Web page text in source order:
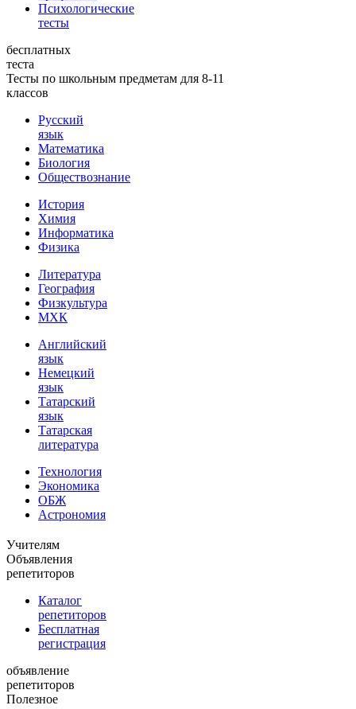
Психологические
тесты
бесплатных
теста
Тесты по школьным предметам для 8-11
классов
Русский
язык
Математика
Биология
Обществознание
История
Химия
Информатика
Физика
Литература
География
Физкультура
МХК
Английский
язык
Немецкий
язык
Татарский
язык
Татарская
литература
Технология
Экономика
ОБЖ
Астрономия
Учителям
Объявления
репетиторов
Каталог
репетиторов
Бесплатная
регистрация
объявление
репетиторов
Полезное